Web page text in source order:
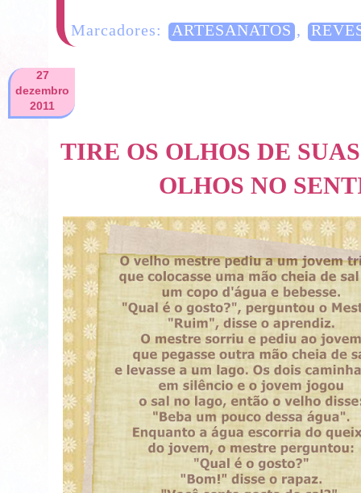
Marcadores: ARTESANATOS ,
27
dezembro
2011
TIRE OS OLHOS DE
OLHOS NO